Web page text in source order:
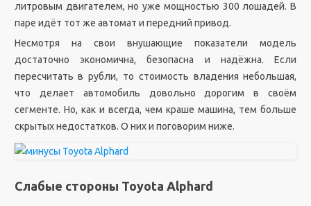
литровым двигателем, но уже мощностью 300 лошадей. В
паре идёт тот же автомат и передний привод.
Несмотря на свои внушающие показатели модель
достаточно экономична, безопасна и надёжна. Если
пересчитать в рубли, то стоимость владения небольшая,
что делает автомобиль довольно дорогим в своём
сегменте. Но, как и всегда, чем краше машина, тем больше
скрытых недостатков. О них и поговорим ниже.
Слабые стороны Toyota Alphard